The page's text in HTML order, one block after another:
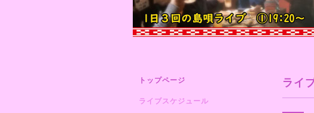
ライ
トップページ
ライブスケジュール